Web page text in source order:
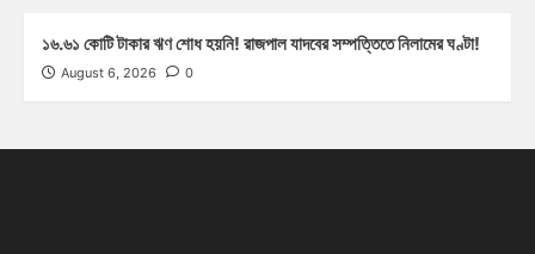
১৬.৬১ কোটি টাকার ঋণ শোধ হয়নি! রাজপাল যাদবের সম্পত্তিতে নিলামের ঘণ্টা!
August 6, 2026 0